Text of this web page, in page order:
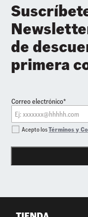
de
primera
Correo electrónico*
Acepto losTérminos y